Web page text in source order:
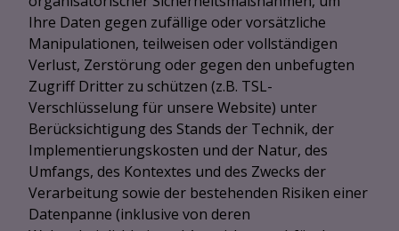
Ihre Daten gegen zufällige oder vorsätzliche
Manipulationen, teilweisen oder vollständigen
Verlust, Zerstörung oder gegen den unbefugten
Zugriff Dritter zu schützen (z.B. TSL-
Verschlüsselung für unsere Website) unter
Berücksichtigung des Stands der Technik, der
Implementierungskosten und der Natur, des
Umfangs, des Kontextes und des Zwecks der
Verarbeitung sowie der bestehenden Risiken einer
Datenpanne (inklusive von deren